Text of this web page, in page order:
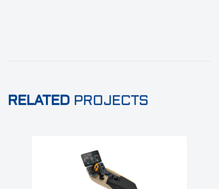
RELATEDPROJECTS